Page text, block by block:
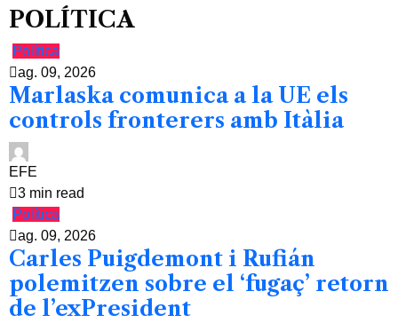
POLÍTICA
Política
ag. 09, 2026
Marlaska comunica a la UE els
controls fronterers amb Itàlia
EFE
3 min read
Política
ag. 09, 2026
Carles Puigdemont i Rufián
polemitzen sobre el ‘fugaç’ retorn
de l’exPresident